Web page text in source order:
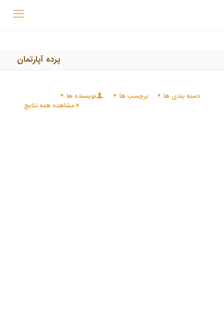
پرده آپارتمان
دسته بندی ها برچسب ها
نویسنده ها
مشاهده همه نتایج